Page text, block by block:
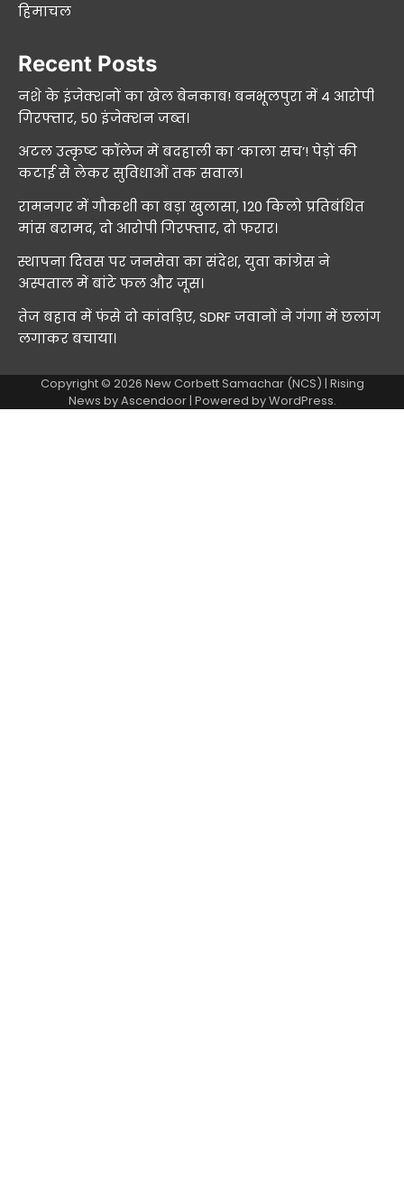
हिमाचल
Recent Posts
नशे के इंजेक्शनों का खेल बेनकाब! बनभूलपुरा में 4 आरोपी
गिरफ्तार, 50 इंजेक्शन जब्त।
अटल उत्कृष्ट कॉलेज में बदहाली का ‘काला सच’! पेड़ों की
कटाई से लेकर सुविधाओं तक सवाल।
रामनगर में गौकशी का बड़ा खुलासा, 120 किलो प्रतिबंधित
मांस बरामद, दो आरोपी गिरफ्तार, दो फरार।
स्थापना दिवस पर जनसेवा का संदेश, युवा कांग्रेस ने
अस्पताल में बांटे फल और जूस।
तेज बहाव में फंसे दो कांवड़िए, SDRF जवानों ने गंगा में छलांग
लगाकर बचाया।
Copyright © 2026 New Corbett Samachar (NCS) | Rising
News byAscendoor| Powered byWordPress.